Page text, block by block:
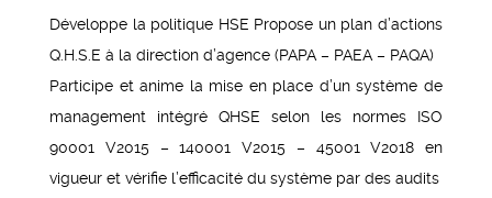
Développe la politique HSE Propose un plan d’actions
Q.H.S.E à la direction d’agence (PAPA – PAEA – PAQA)
Participe et anime la mise en place d’un système de
management intégré QHSE selon les normes ISO
90001 V2015 – 140001 V2015 – 45001 V2018 en
vigueur et vérifie l’efficacité du système par des audits